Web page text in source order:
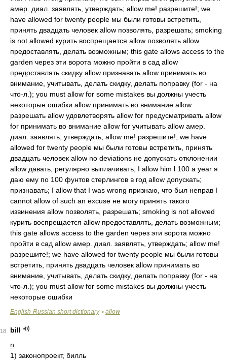
амер. диал. заявлять, утверждать; allow me! разрешите!; we
have allowed for twenty people мы были готовы встретить,
принять двадцать человек allow позволять, разрешать; smoking
is not allowed курить воспрещается allow позволять allow
предоставлять, делать возможным; this gate allows access to the
garden через эти ворота можно пройти в сад allow
предоставлять скидку allow признавать allow принимать во
внимание, учитывать, делать скидку, делать поправку (for - на
что-л.); you must allow for some mistakes вы должны учесть
некоторые ошибки allow принимать во внимание allow
разрешать allow удовлетворять allow for предусматривать allow
for принимать во внимание allow for учитывать allow амер.
диал. заявлять, утверждать; allow me! разрешите!; we have
allowed for twenty people мы были готовы встретить, принять
двадцать человек allow no deviations не допускать отклонении
allow давать, регулярно выплачивать; I allow him l 100 a year я
даю ему по 100 фунтов стерлингов в год allow допускать;
признавать; I allow that I was wrong признаю, что был неправ I
cannot allow of such an excuse не могу принять такого
извинения allow позволять, разрешать; smoking is not allowed
курить воспрещается allow предоставлять, делать возможным;
this gate allows access to the garden через эти ворота можно
пройти в сад allow амер. диал. заявлять, утверждать; allow me!
разрешите!; we have allowed for twenty people мы были готовы
встретить, принять двадцать человек allow принимать во
внимание, учитывать, делать скидку, делать поправку (for - на
что-л.); you must allow for some mistakes вы должны учесть
некоторые ошибки
English-Russian short dictionary> allow
18
bill
n
1) законопроект, билль